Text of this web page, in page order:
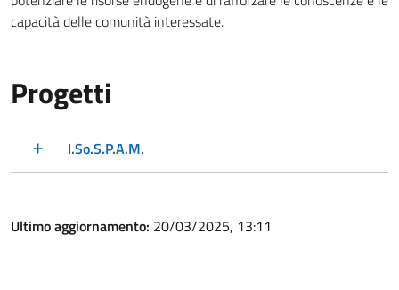
capacità delle comunità interessate.
Progetti
I.So.S.P.A.M.
Ultimo aggiornamento: 20/03/2025, 13:11